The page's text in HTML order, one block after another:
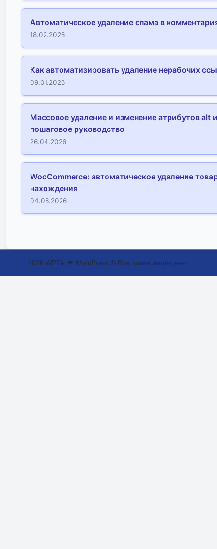
Автоматическое удаление спама в
18.02.2026
Как автоматизировать удаление нерабочих
09.01.2026
Массовое удаление и изменение атрибутов alt
пошаговое руководство
26.04.2026
WooCommerce: автоматическое удаление
нахождения
04.06.2026
2026 WPFix ❤ WordPress © Все права защищены.